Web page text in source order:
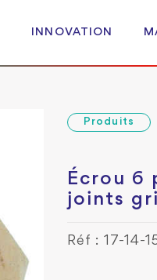
INNOVATION
Produits
Écrou 6
joints
Réf : 17-14-